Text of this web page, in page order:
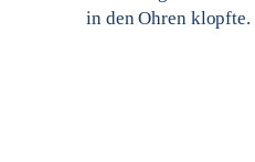
in den Ohren klopfte.